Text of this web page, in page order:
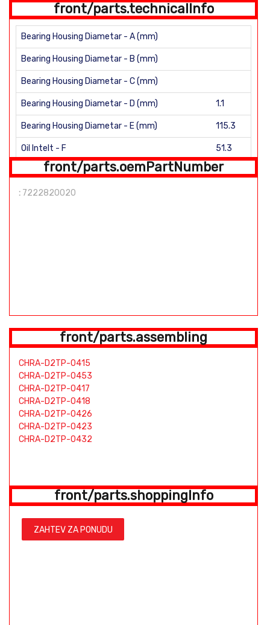
front/parts.technicalInfo
Bearing Housing Diametar - A (mm)
Bearing Housing Diametar - B (mm)
Bearing Housing Diametar - C (mm)
Bearing Housing Diametar - D (mm) 1.1
Bearing Housing Diametar - E (mm) 115.3
Oil Intelt - F 51.3
front/parts.fitCW
Water - H
front/parts.oemPartNumber
: 7222820020
front/parts.assembling
CHRA-D2TP-0415
CHRA-D2TP-0453
CHRA-D2TP-0417
CHRA-D2TP-0418
CHRA-D2TP-0426
CHRA-D2TP-0423
CHRA-D2TP-0432
front/parts.shoppingInfo
ZAHTEV ZA PONUDU